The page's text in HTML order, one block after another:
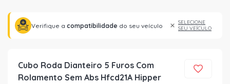
Verifique a compatibilidade do seu veículo
SELECIONE
SEU VEÍCULO
Cubo Roda Dianteiro 5 Furos Com
Rolamento Sem Abs Hfcd21A Hipper